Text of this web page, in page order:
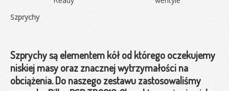
Szprychy
Szprychy są elementem kół od którego oczekujemy
niskiej masy oraz znacznej wytrzymałości na
obciążenia. Do naszego zestawu zastosowaliśmy